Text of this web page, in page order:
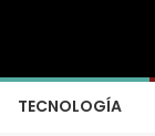
TECNOLOGÍA